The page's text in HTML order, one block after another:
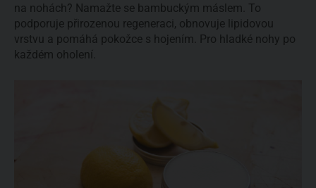
na nohách? Namažte se bambuckým máslem. To
podporuje přirozenou regeneraci, obnovuje lipidovou
vrstvu a pomáhá pokožce s hojením. Pro hladké nohy po
každém oholení.